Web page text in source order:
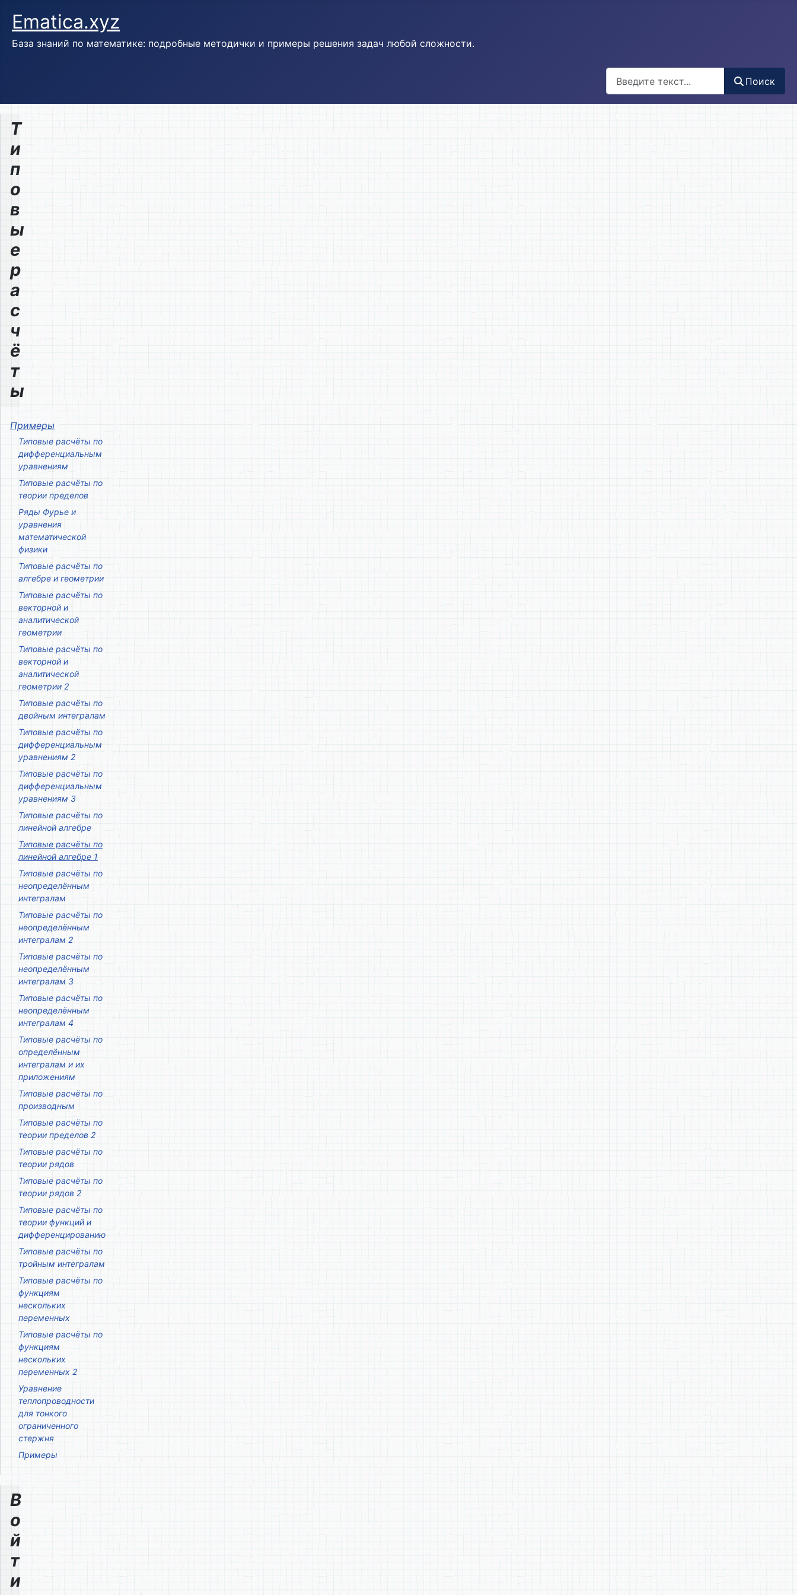
Ematica.xyz
База знаний по математике: подробные методички и примеры решения задач любой сложности.
Поиск
Т
и
п
о
в
ы
е
р
а
с
ч
ё
т
ы
Примеры
Типовые расчёты по
дифференциальным
уравнениям
Типовые расчёты по
теории пределов
Ряды Фурье и
уравнения
математической
физики
Типовые расчёты по
алгебре и геометрии
Типовые расчёты по
векторной и
аналитической
геометрии
Типовые расчёты по
векторной и
аналитической
геометрии 2
Типовые расчёты по
двойным интегралам
Типовые расчёты по
дифференциальным
уравнениям 2
Типовые расчёты по
дифференциальным
уравнениям 3
Типовые расчёты по
линейной алгебре
Типовые расчёты по
линейной алгебре 1
Типовые расчёты по
неопределённым
интегралам
Типовые расчёты по
неопределённым
интегралам 2
Типовые расчёты по
неопределённым
интегралам 3
Типовые расчёты по
неопределённым
интегралам 4
Типовые расчёты по
определённым
интегралам и их
приложениям
Типовые расчёты по
производным
Типовые расчёты по
теории пределов 2
Типовые расчёты по
теории рядов
Типовые расчёты по
теории рядов 2
Типовые расчёты по
теории функций и
дифференцированию
Типовые расчёты по
тройным интегралам
Типовые расчёты по
функциям
нескольких
переменных
Типовые расчёты по
функциям
нескольких
переменных 2
Уравнение
теплопроводности
для тонкого
ограниченного
стержня
Примеры
В
о
й
т
и